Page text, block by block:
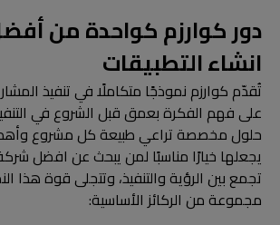
دور كوارزم كواحدة من
انشاء التطبيقات
تُقدّم كوارزم نموذجًا متكاملًا في تنفيذ
على فهم الفكرة بعمق قبل الشروع في
حلول مخصصة تراعي طبيعة كل مشروع
يجعلها خيارًا مناسبًا لمن يبحث عن افضل
تجمع بين الرؤية والتنفيذ، وتتجلى قوة هذا
مجموعة من الركائز الأساسية: